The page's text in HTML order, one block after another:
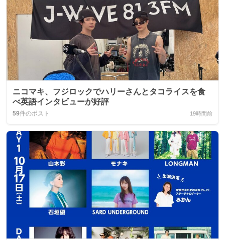
ニコマキ、フジロックでハリーさんとタコライスを食
べ英語インタビューが好評
59件のポスト 19時間前